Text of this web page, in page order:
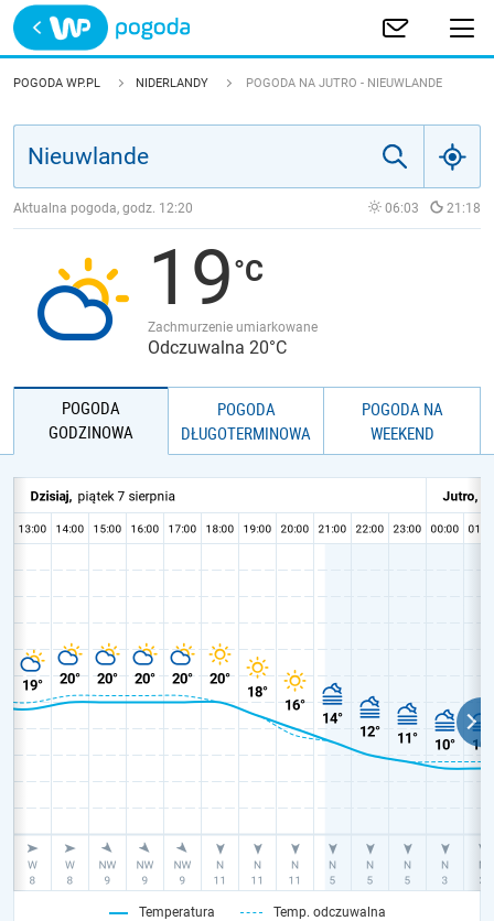
Trwa ładowanie
POLSKA
POGODA WP.PL NIDERLANDY POGODA NA JUTRO - NIEUWLANDE
Aktualna pogoda, godz. 12:20 06:03 21:18
19
Zachmurzenie umiarkowane
Odczuwalna 20°C
POGODA
GODZINOWA
POGODA
DŁUGOTERMINOWA
POGODA NA
WEEKEND
Temperatura Temp. odczuwalna